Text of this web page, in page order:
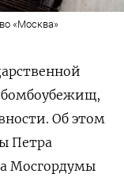
«Москва»
Об этом
Петра
Мосгордумы